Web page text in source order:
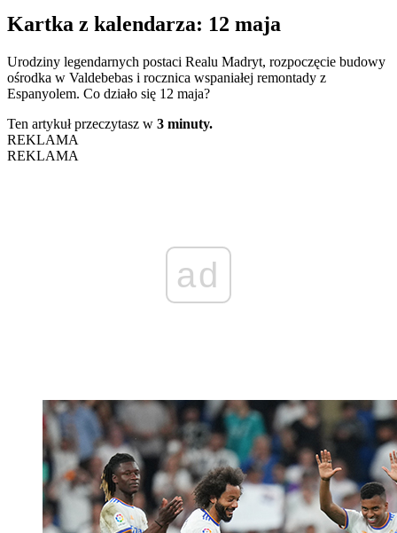
Kartka z kalendarza: 12 maja
Urodziny legendarnych postaci Realu Madryt, rozpoczęcie budowy
ośrodka w Valdebebas i rocznica wspaniałej remontady z
Espanyolem. Co działo się 12 maja?
Ten artykuł przeczytasz w 3 minuty.
REKLAMA
REKLAMA
ad